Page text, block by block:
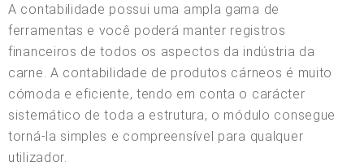
A contabilidade possui uma ampla gama de
ferramentas e você poderá manter registros
financeiros de todos os aspectos da indústria da
carne. A contabilidade de produtos cárneos é muito
cómoda e eficiente, tendo em conta o carácter
sistemático de toda a estrutura, o módulo consegue
torná-la simples e compreensível para qualquer
utilizador.